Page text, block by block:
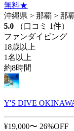
無料★
沖縄県 > 那覇 > 那
5.0
（口コミ 1件）
ファンダイビング
18歳以上
1名以上
約8時間
Y'S DIVE
¥19,000〜 26%OFF